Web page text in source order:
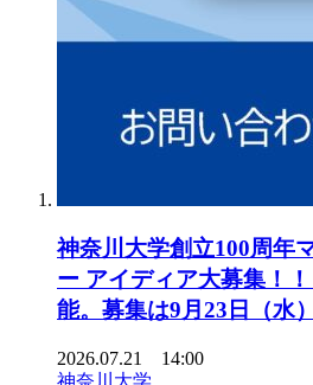
神奈川大学創立100周年
ー アイディア大募集！
能。募集は9月23日（水
2026.07.21 14:00
神奈川大学